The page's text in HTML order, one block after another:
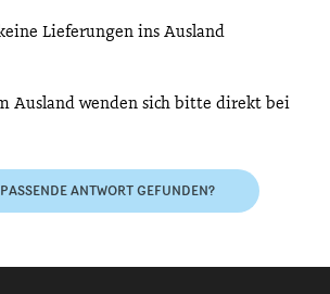
Lieferungen ins Ausland
Ausland wenden sich bitte direkt bei
ANTWORT GEFUNDEN?